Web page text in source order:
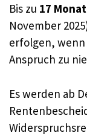
Bis zu 17
November
erfolgen,
Anspruch zu
Es werden ab